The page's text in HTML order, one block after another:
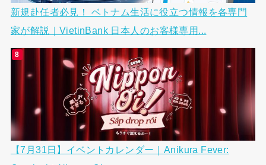
新規赴任者必見！ ベトナム生活に役立つ情報を各専門
家が解説｜VietinBank 日本人のお客様専用...
【7月31日】イベントカレンダー｜Anikura Fever: